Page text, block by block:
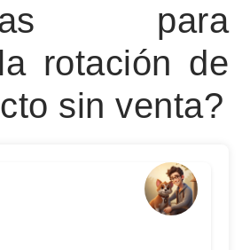
para
rotación de
sin venta?